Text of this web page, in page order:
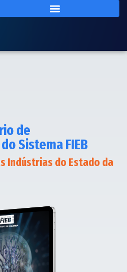
de
Sistema FIEB
Indústrias do Estado da